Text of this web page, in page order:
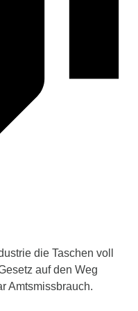
die Taschen voll
auf den Weg
Amtsmissbrauch.